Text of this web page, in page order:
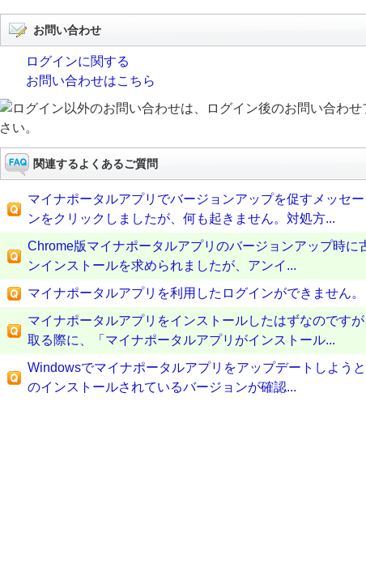
お問い合わせ
ログインに関する
お問い合わせはこちら
ログイン以外のお問い合わせは、ログイン後のお問い合わ
さい。
関連するよくあるご質問
マイナポータルアプリでバージョンアップを促すメッセ
ンをクリックしましたが、何も起きません。対処方...
Chrome版マイナポータルアプリのバージョンアップ時に
ンインストールを求められましたが、アンイ...
マイナポータルアプリを利用したログインができません。
マイナポータルアプリをインストールしたはずなのです
取る際に、「マイナポータルアプリがインストール...
Windowsでマイナポータルアプリをアップデートしよう
のインストールされているバージョンが確認...